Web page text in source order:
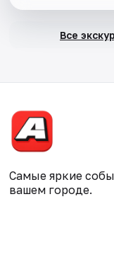
Все
Самые яркие
вашем городе.